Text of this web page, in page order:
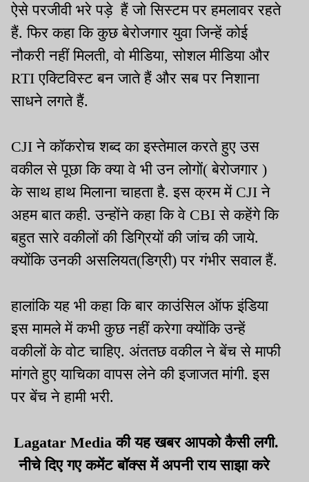
ऐसे परजीवी भरे पड़े हैं जो सिस्टम पर हमलावर रहते
हैं. फिर कहा कि कुछ बेरोजगार युवा जिन्हें कोई
नौकरी नहीं मिलती, वो मीडिया, सोशल मीडिया और
RTI एक्टिविस्ट बन जाते हैं और सब पर निशाना
साधने लगते हैं.
CJI ने कॉकरोच शब्द का इस्तेमाल करते हुए उस
वकील से पूछा कि क्या वे भी उन लोगों( बेरोजगार )
के साथ हाथ मिलाना चाहता है. इस क्रम में CJI ने
अहम बात कही. उन्होंने कहा कि वे CBI से कहेंगे कि
बहुत सारे वकीलों की डिग्रियों की जांच की जाये.
क्योंकि उनकी असलियत(डिग्री) पर गंभीर सवाल हैं.
हालांकि यह भी कहा कि बार काउंसिल ऑफ इंडिया
इस मामले में कभी कुछ नहीं करेगा क्योंकि उन्हें
वकीलों के वोट चाहिए. अंततछ वकील ने बेंच से माफी
मांगते हुए याचिका वापस लेने की इजाजत मांगी. इस
पर बेंच ने हामी भरी.
Lagatar Media की यह खबर आपको कैसी लगी.
नीचे दिए गए कमेंट बॉक्स में अपनी राय साझा करे